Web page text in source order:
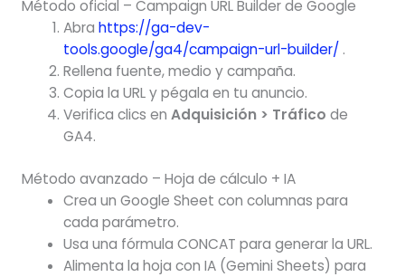
Método oficial – Campaign URL Builder de Google
Abrahttps://ga-dev-
tools.google/ga4/campaign-url-builder/ .
Rellena fuente, medio y campaña.
Copia la URL y pégala en tu anuncio.
Verifica clics enAdquisición > Tráfico de
GA4.
Método avanzado – Hoja de cálculo + IA
Crea un Google Sheet con columnas para
cada parámetro.
Usa una fórmula CONCAT para generar la URL.
Alimenta la hoja con IA (Gemini Sheets) para